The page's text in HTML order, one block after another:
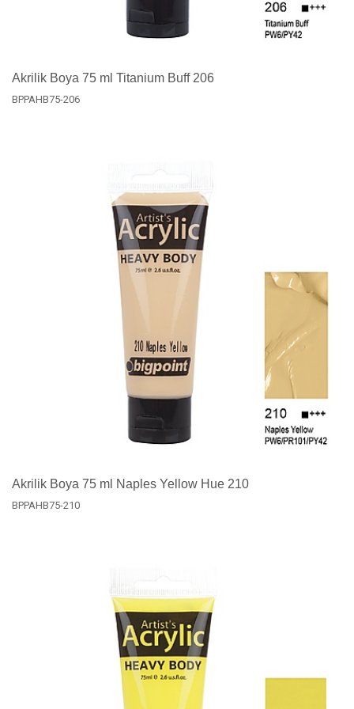
Akrilik Boya 75 ml Titanium Buff 206
BPPAHB75-206
Akrilik Boya 75 ml Naples Yellow Hue 210
BPPAHB75-210